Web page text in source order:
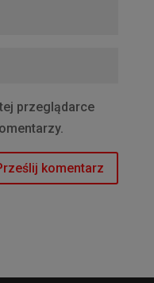
przeglądarce